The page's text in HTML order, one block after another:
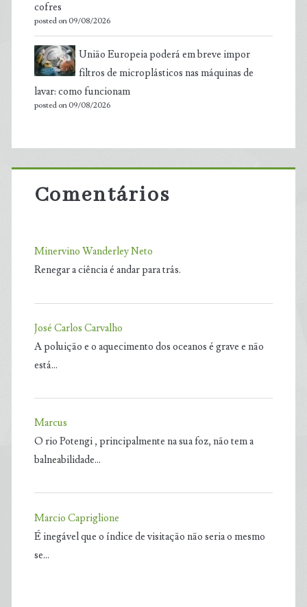
cofres
posted on 09/08/2026
União Europeia poderá em breve impor
filtros de microplásticos nas máquinas de
lavar: como funcionam
posted on 09/08/2026
Comentários
Minervino Wanderley Neto
Renegar a ciência é andar para trás.
José Carlos Carvalho
A poluição e o aquecimento dos oceanos é grave e não
está…
Marcus
O rio Potengi , principalmente na sua foz, não tem a
balneabilidade…
Marcio Capriglione
É inegável que o índice de visitação não seria o mesmo
se…